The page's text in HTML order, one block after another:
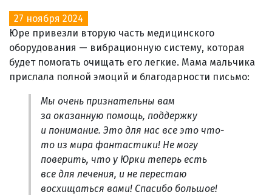
27 ноября 2024
Юре привезли вторую часть медицинского
оборудования — вибрационную систему, которая
будет помогать очищать его легкие. Мама мальчика
прислала полной эмоций и благодарности письмо:
Мы очень признательны вам
за оказанную помощь, поддержку
и понимание. Это для нас все это что-
то из мира фантастики! Не могу
поверить, что у Юрки теперь есть
все для лечения, и не перестаю
восхищаться вами! Спасибо большое!